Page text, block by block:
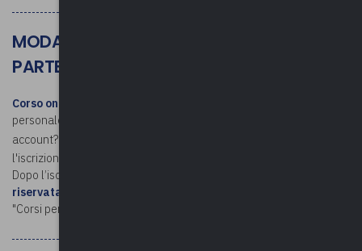
MODALITÀ DI ISCRIZIONE E
PARTECIPAZIONE
Corso online
personale nell'area riservata di Upel (Non hai un
account?
l'iscrizione.
Dopo l’iscrizione,
riservata
"Corsi personali"). È necessario disporre di webcam e microfono.